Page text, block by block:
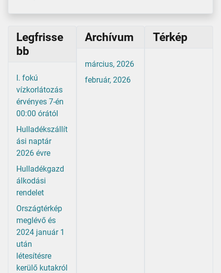
Legfrisse
bb
I. fokú
vízkorlátozás
érvényes 7-én
00:00 órától
Hulladékszállít
ási naptár
2026 évre
Hulladékgazd
álkodási
rendelet
Országtérkép
meglévő és
2024 január 1
után
létesítésre
kerülő kutakról
Archívum
március, 2026
február, 2026
Térkép